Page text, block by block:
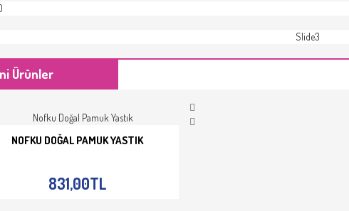
Ürünler
NOFKU DOĞAL PAMUK YASTIK
831,00TL